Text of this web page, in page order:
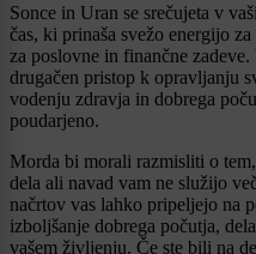
Sonce in Uran se srečujeta v
čas, ki prinaša svežo energijo
za poslovne in finančne
drugačen pristop k opravljanju
vodenju zdravja in dobrega
poudarjeno.
Morda bi morali razmisliti o
dela ali navad vam ne služijo
načrtov vas lahko pripeljejo na
izboljšanje dobrega počutja,
vašem življenju. Če ste bili na